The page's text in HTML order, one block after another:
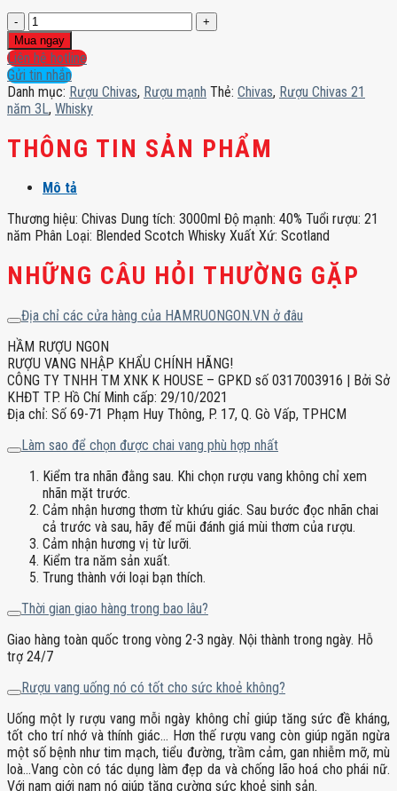
Rượu
Chivas
21
năm
3L
số
lượng
Mua ngay
Liên hệ hotline
Gửi tin nhắn
Danh mục: Rượu Chivas, Rượu mạnh Thẻ: Chivas, Rượu Chivas 21
năm 3L, Whisky
THÔNG TIN SẢN PHẨM
Mô tả
Thương hiệu: Chivas Dung tích: 3000ml Độ mạnh: 40% Tuổi rượu: 21
năm Phân Loại: Blended Scotch Whisky Xuất Xứ: Scotland
NHỮNG CÂU HỎI THƯỜNG GẶP
Địa chỉ các cửa hàng của HAMRUONGON.VN ở đâu
HẦM RƯỢU NGON
RƯỢU VANG NHẬP KHẨU CHÍNH HÃNG!
CÔNG TY TNHH TM XNK K HOUSE – GPKD số 0317003916 | Bởi Sở
KHĐT TP. Hồ Chí Minh cấp: 29/10/2021
Địa chỉ: Số 69-71 Phạm Huy Thông, P. 17, Q. Gò Vấp, TPHCM
Làm sao để chọn được chai vang phù hợp nhất
Kiểm tra nhãn đằng sau. Khi chọn rượu vang không chỉ xem
nhãn mặt trước.
Cảm nhận hương thơm từ khứu giác. Sau bước đọc nhãn chai
cả trước và sau, hãy để mũi đánh giá mùi thơm của rượu.
Cảm nhận hương vị từ lưỡi.
Kiểm tra năm sản xuất.
Trung thành với loại bạn thích.
Thời gian giao hàng trong bao lâu?
Giao hàng toàn quốc trong vòng 2-3 ngày. Nội thành trong ngày. Hỗ
trợ 24/7
Rượu vang uống nó có tốt cho sức khoẻ không?
Uống một ly rượu vang mỗi ngày không chỉ giúp tăng sức đề kháng,
tốt cho trí nhớ và thính giác… Hơn thế rượu vang còn giúp ngăn ngừa
một số bệnh như tim mạch, tiểu đường, trầm cảm, gan nhiễm mỡ, mù
loà…Vang còn có tác dụng làm đẹp da và chống lão hoá cho phái nữ.
Với nam giới nam nó giúp tăng cường sức khoẻ sinh sản.